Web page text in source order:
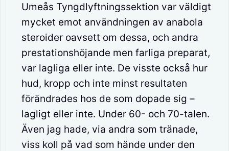
Umeås Tyngdlyftningssektion var väldigt
mycket emot användningen av anabola
steroider oavsett om dessa, och andra
prestationshöjande men farliga preparat,
var lagliga eller inte. De visste också hur
hud, kropp och inte minst resultaten
förändrades hos de som dopade sig –
lagligt eller inte. Under 60- och 70-talen.
Även jag hade, via andra som tränade,
viss koll på vad som hände under den